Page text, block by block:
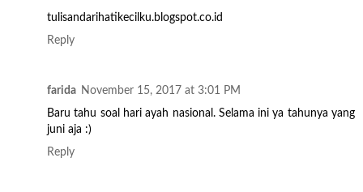
tulisandarihatikecilku.blogspot.co.id
Reply
farida November 15, 2017 at 3:01 PM
Baru tahu soal hari ayah nasional. Selama ini ya tahunya yang
juni aja :)
Reply